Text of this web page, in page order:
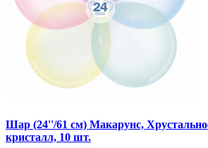
Шар (24''/61 см) Макарунс,
кристалл, 10 шт.